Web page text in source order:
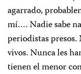
agarrado,
mí…. Nadie sabe
periodistas presos.
vivos. Nunca les
tienen el menor